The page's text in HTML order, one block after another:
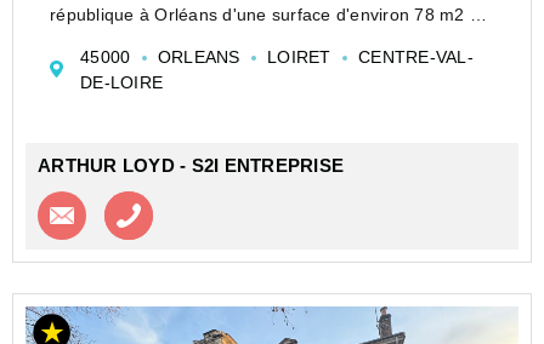
république à Orléans d'une surface d'environ 78 m2 qui
Une entrée, une cuisine, un débarras, des sanitaires,
un ...
45000 ORLEANS LOIRET
CENTRE-VAL-
DE-LOIRE
ARTHUR LOYD - S2I ENTREPRISE
Contacter l'agence